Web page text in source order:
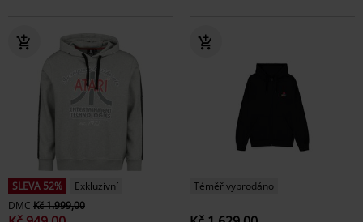
SLEVA 52%
Exkluzivní
DMC Kč 1.999,00
Téměř vyprodáno